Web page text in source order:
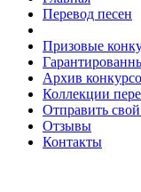
Перевод песен
Призовые
Архив
Коллекции
Отправить
Отзывы
Контакты